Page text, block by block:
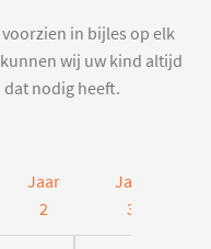
in bijles op elk
wij uw kind altijd
nodig heeft.
Jaar
2
Jaar
3